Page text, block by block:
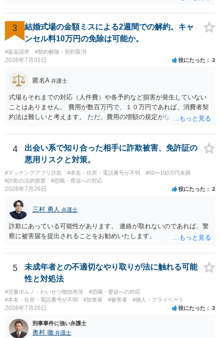
3
結婚式場の金額ミスによる2週間での解約。キャ
ンセル料10万円の免除は可能か。
#返金請求 #契約解除・契約取消
2026年7月31日 役にたった 2
匿名A 弁護士
式場もそれまでの対応（人件費）や各予約など損害が発生していない
ことはありません。 費用が数百万円で、１０万円であれば、消費者契
約法は難しいと考えます。 ただ、費用の増額の規定がなかったのに増
ということになり、解約するのは理由がないことになります。
4
出会い系で知り合った相手に詐欺被害、免許証の
悪用リスクと対策。
#マッチングアプリ詐欺 #本名・住所・電話番号が不明
#50〜100万円未満
#詐欺の法的措置
#恐喝・脅迫への対応
2026年7月26日 役にたった 2
三村 勇人 弁護士
詐欺にあっている可能性があります。 連絡が取れないのであれば、警
察に被害届を提出されることをお勧めいたします。
5
未成年者との不適切なやり取りが法に触れる可能
性と対処法
#児童ポルノ・わいせつ物頒布等
#恐喝・脅迫への対応
#本名・住所・電話番号が不明
#加害者 #被害者 #個人・プライベート
2026年7月26日 役にたった 2
刑事事件に強い弁護士
奥村 徹 弁護士